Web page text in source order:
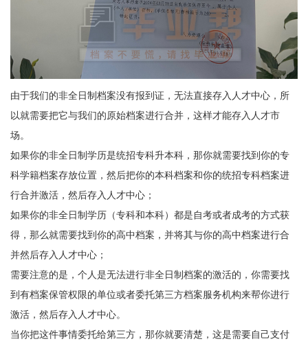
由于我们的非全日制档案没有报到证，无法直接存入人才中心，所
以就需要把它与我们的原始档案进行合并，这样才能存入人才市
场。
如果你的非全日制学历是统招专科升本科，那你就需要找到你的专
科学籍档案存放位置，然后把你的本科档案和你的统招专科档案进
行合并激活，然后存入人才中心；
如果你的非全日制学历（专科和本科）都是自考或者成考的方式获
得，那么就需要找到你的高中档案，并将其与你的高中档案进行合
并然后存入人才中心；
需要注意的是，个人是无法进行非全日制档案的激活的，你需要找
到有档案保管权限的单位或者委托第三方档案服务机构来帮你进行
激活，然后存入人才中心。
当你把这件事情委托给第三方，那你就要清楚，这是需要自己支付